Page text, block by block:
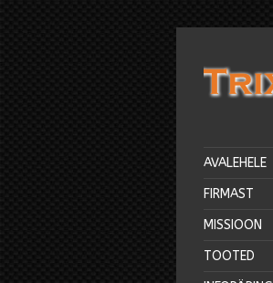
AVALEHELE
FIRMAST
MISSIOON
TOOTED